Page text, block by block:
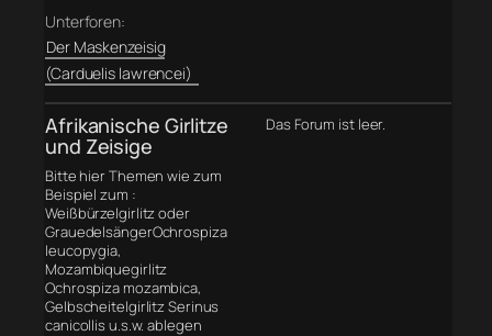
Unterforen:
Der Maskenzeisig
(Carduelis lawrencei)
Afrikanische Girlitze
und Zeisige
Bitte hier Themen wie zum
Beispiel zum :
Weißbürzelgirlitz oder
GrauedelsängerOchrospiza
leucopygia,
Mozambiquegirlitz
Ochrospiza mozambica,
Gelbscheitelgirlitz Serinus
canicollis u.s.w. ablegen
Das Forum ist leer.